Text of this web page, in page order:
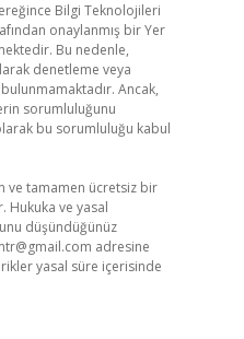
Bilgi Teknolojileri
onaylanmış bir Yer
Bu nedenle,
denetleme veya
Ancak,
sorumluluğunu
bu sorumluluğu kabul
ve tamamen ücretsiz bir
Hukuka ve yasal
düşündüğünüz
adresine
yasal süre içerisinde